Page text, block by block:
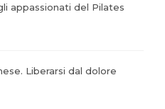
appassionati del Pilates
Liberarsi dal dolore